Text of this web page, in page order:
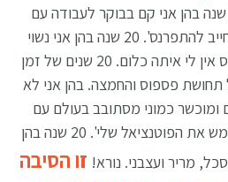
טייס אוטומטי. מתוכן 20 שנה בהן אני קם בבוקר לעבודה עם
אפס תשוקה, רק כי 'אני חייב להתפרנס'. 20 שנה בהן אני נשוי
לאישה מצוינת, אבל תכל'ס אין לי איתה כלום. 20 שנים של זמן
תחושת פספוס והחמצה. בהן אני לא
ומוכשר כמוני מסתובב בעולם עם
התחושה הזו ש'אני לא מממש את הפוטנציאל שלי'. 20 שנה בהן
מריר ועצבני. נורא! זו הסיבה